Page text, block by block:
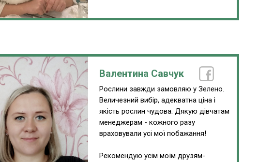
Валентина Савчук
Рослини завжди замовляю у Зелено.
Величезний вибір, адекватна ціна і
якість рослин чудова. Дякую дівчатам
менеджерам - кожного разу
враховували усі мої побажання!
Рекомендую усім моїм друзям-